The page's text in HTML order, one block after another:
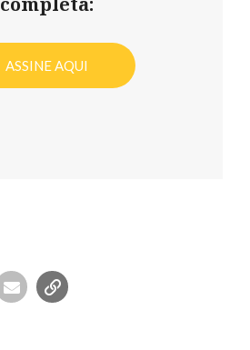
ASSINE AQUI